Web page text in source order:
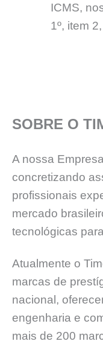
ICMS,
1º, item
SOBRE O
A nossa
concretizando
profissionais
mercado
tecnológicas
Atualmente o
marcas de
nacional,
engenharia e
mais de 200